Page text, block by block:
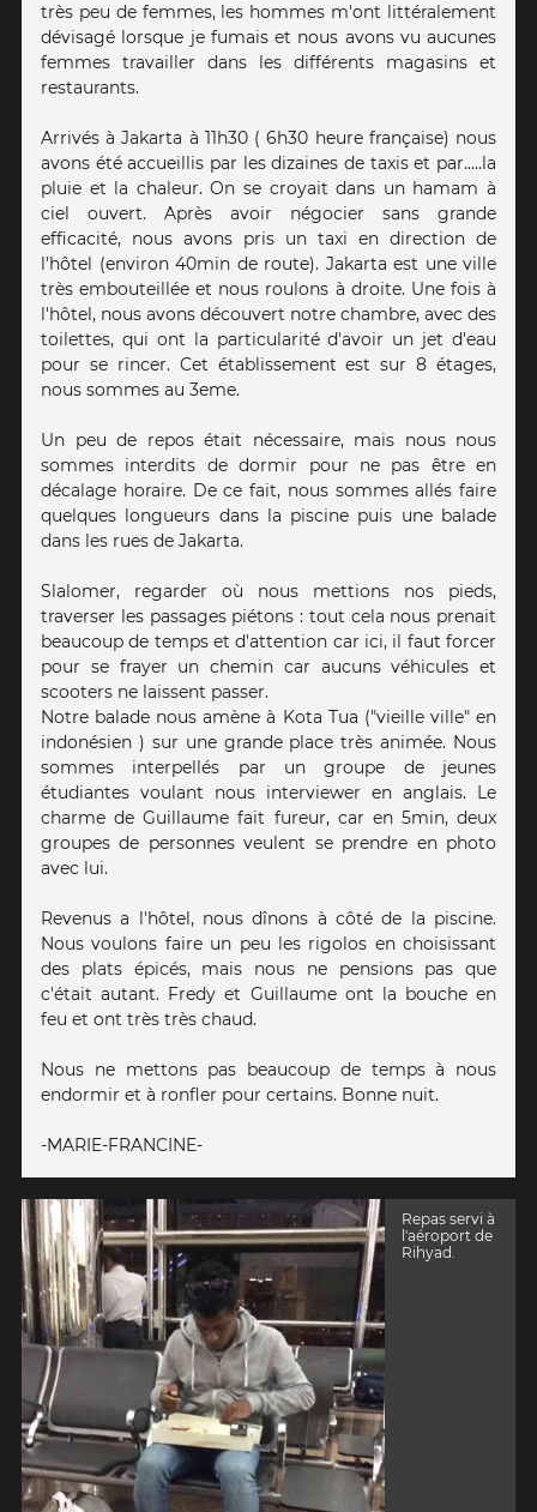
très peu de femmes, les hommes m'ont littéralement
dévisagé lorsque je fumais et nous avons vu aucunes
femmes travailler dans les différents magasins et
restaurants.
Arrivés à Jakarta à 11h30 ( 6h30 heure française) nous
avons été accueillis par les dizaines de taxis et par.....la
pluie et la chaleur. On se croyait dans un hamam à
ciel ouvert. Après avoir négocier sans grande
efficacité, nous avons pris un taxi en direction de
l'hôtel (environ 40min de route). Jakarta est une ville
très embouteillée et nous roulons à droite. Une fois à
l'hôtel, nous avons découvert notre chambre, avec des
toilettes, qui ont la particularité d'avoir un jet d'eau
pour se rincer. Cet établissement est sur 8 étages,
nous sommes au 3eme.
Un peu de repos était nécessaire, mais nous nous
sommes interdits de dormir pour ne pas être en
décalage horaire. De ce fait, nous sommes allés faire
quelques longueurs dans la piscine puis une balade
dans les rues de Jakarta.
Slalomer, regarder où nous mettions nos pieds,
traverser les passages piétons : tout cela nous prenait
beaucoup de temps et d'attention car ici, il faut forcer
pour se frayer un chemin car aucuns véhicules et
scooters ne laissent passer.
Notre balade nous amène à Kota Tua ("vieille ville" en
indonésien ) sur une grande place très animée. Nous
sommes interpellés par un groupe de jeunes
étudiantes voulant nous interviewer en anglais. Le
charme de Guillaume fait fureur, car en 5min, deux
groupes de personnes veulent se prendre en photo
avec lui.
Revenus a l'hôtel, nous dînons à côté de la piscine.
Nous voulons faire un peu les rigolos en choisissant
des plats épicés, mais nous ne pensions pas que
c'était autant. Fredy et Guillaume ont la bouche en
feu et ont très très chaud.
Nous ne mettons pas beaucoup de temps à nous
endormir et à ronfler pour certains. Bonne nuit.
-MARIE-FRANCINE-
Repas servi à
l'aéroport de
Rihyad.